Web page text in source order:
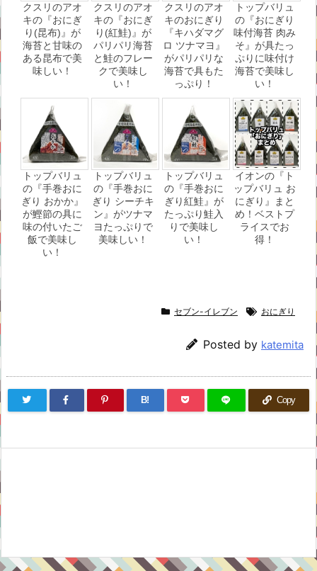
クスリのアオ
キの『おにぎ
り(昆布)』が
海苔と甘味の
ある昆布で美
味しい！
クスリのアオ
キの『おにぎ
り(紅鮭)』が
パリパリ海苔
と鮭のフレー
クで美味し
い！
クスリのアオ
キのおにぎり
『キハダマグ
ロ ツナマヨ』
がパリパリな
海苔で具もた
っぷり！
トップバリュ
の『おにぎり
味付海苔 肉み
そ』が具たっ
ぷりに味付け
海苔で美味し
い！
トップバリュ
の『手巻おに
ぎり おかか』
が鰹節の具に
味の付いたご
飯で美味し
い！
トップバリュ
の『手巻おに
ぎり シーチキ
ン』がツナマ
ヨたっぷりで
美味しい！
トップバリュ
の『手巻おに
ぎり紅鮭』が
たっぷり鮭入
りで美味し
い！
イオンの『ト
ップバリュ お
にぎり』まと
め！ベストプ
ライスでお
得！
セブン-イレブン おにぎり
Posted by katemita
B! Copy